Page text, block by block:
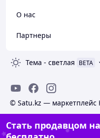
О нас
Партнеры
Тема - светлая BETA
© Satu.kz — маркетплейс
Стать продавцом